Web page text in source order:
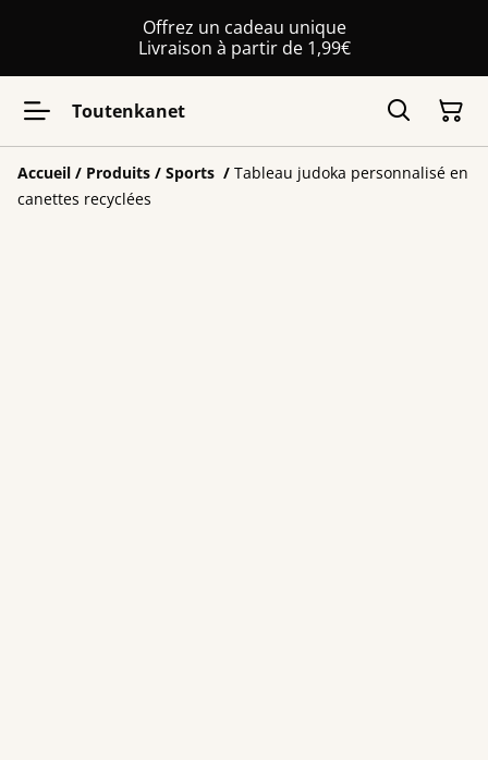
Offrez un cadeau unique
Livraison à partir de 1,99€
Toutenkanet
Accueil / Produits / Sports / Tableau judoka personnalisé en
canettes recyclées